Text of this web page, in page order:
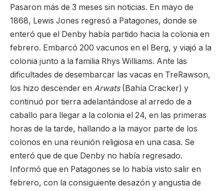
Pasaron más de 3 meses sin noticias. En mayo de
1868, Lewis Jones regresó a Patagones, donde se
enteró que el Denby había partido hacia la colonia en
febrero. Embarcó 200 vacunos en el Berg, y viajó a la
colonia junto a la familia Rhys Williams. Ante las
dificultades de desembarcar las vacas en TreRawson,
los hizo descender en Arwats (Bahía Cracker) y
continuó por tierra adelantándose al arredo de a
caballo para llegar a la colonia el 24, en las primeras
horas de la tarde, hallando a la mayor parte de los
colonos en una reunión religiosa en una casa. Se
enteró que de que Denby no había regresado.
Informó que en Patagones se lo había visto salir en
febrero, con la consiguiente desazón y angustia de